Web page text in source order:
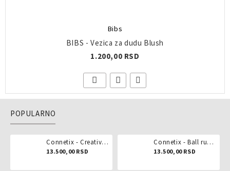
Bibs
BIBS - Vezica za dudu Blush
1.200,00 RSD
POPULARNO
Connetix - Creative pack 102 dela
13.500,00 RSD
Connetix - Ball run pastel 106 delova
13.500,00 RSD